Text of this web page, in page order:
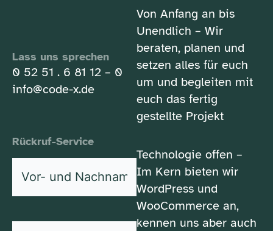
Lass uns sprechen
0 52 51 . 6 81 12 – 0
info@code-x.de
Rückruf-Service
und
Nachname*
Von Anfang an bis
Unendlich – Wir
beraten, planen und
setzen alles für euch
um und begleiten mit
euch das fertig
gestellte Projekt
Technologie offen –
Im Kern bieten wir
WordPress und
WooCommerce an,
kennen uns aber auch